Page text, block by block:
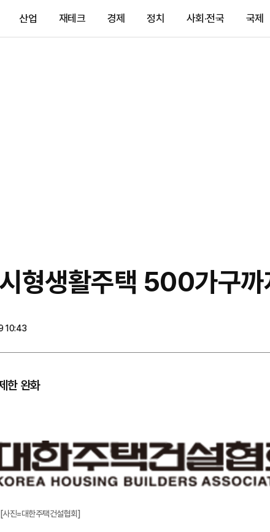
산업 재테크 경제 정치 사회·전국 국제
형생활주택 500가구
10:43
한 완화
진=대한주택건설협회]